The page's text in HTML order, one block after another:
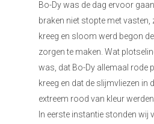
Bo-Dy was de dag ervoor
braken niet stopte met vasten,
kreeg en sloom werd begon
zorgen te maken. Wat
was, dat Bo-Dy allemaal rode
kreeg en dat de slijmvliezen in
extreem rood van kleur
In eerste instantie stonden wij